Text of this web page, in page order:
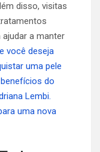
disso, visitas
a manter
você deseja
uma pele
do
Lembi.
uma nova